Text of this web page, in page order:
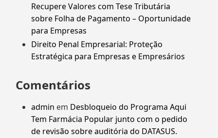
Recupere Valores com Tese Tributária
sobre Folha de Pagamento – Oportunidade
para Empresas
Direito Penal Empresarial: Proteção
Estratégica para Empresas e Empresários
Comentários
admin em Desbloqueio do Programa Aqui
Tem Farmácia Popular junto com o pedido
de revisão sobre auditória do DATASUS.